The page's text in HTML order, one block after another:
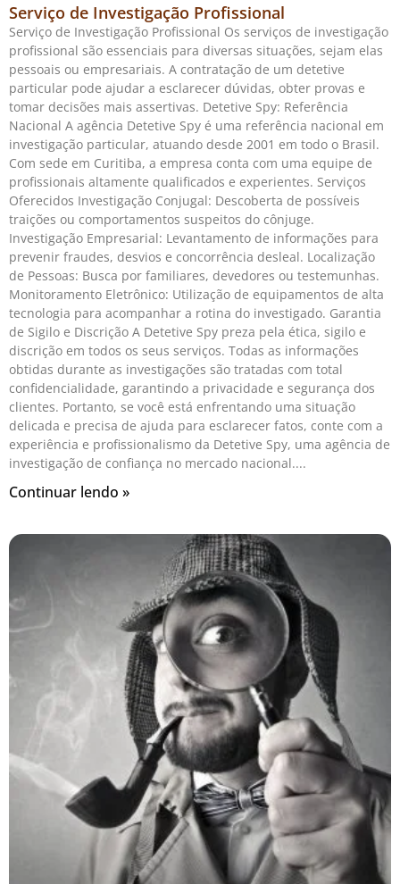
Serviço de Investigação Profissional
Serviço de Investigação Profissional Os serviços de investigação
profissional são essenciais para diversas situações, sejam elas
pessoais ou empresariais. A contratação de um detetive
particular pode ajudar a esclarecer dúvidas, obter provas e
tomar decisões mais assertivas. Detetive Spy: Referência
Nacional A agência Detetive Spy é uma referência nacional em
investigação particular, atuando desde 2001 em todo o Brasil.
Com sede em Curitiba, a empresa conta com uma equipe de
profissionais altamente qualificados e experientes. Serviços
Oferecidos Investigação Conjugal: Descoberta de possíveis
traições ou comportamentos suspeitos do cônjuge.
Investigação Empresarial: Levantamento de informações para
prevenir fraudes, desvios e concorrência desleal. Localização
de Pessoas: Busca por familiares, devedores ou testemunhas.
Monitoramento Eletrônico: Utilização de equipamentos de alta
tecnologia para acompanhar a rotina do investigado. Garantia
de Sigilo e Discrição A Detetive Spy preza pela ética, sigilo e
discrição em todos os seus serviços. Todas as informações
obtidas durante as investigações são tratadas com total
confidencialidade, garantindo a privacidade e segurança dos
clientes. Portanto, se você está enfrentando uma situação
delicada e precisa de ajuda para esclarecer fatos, conte com a
experiência e profissionalismo da Detetive Spy, uma agência de
investigação de confiança no mercado nacional.
Continuar lendo »